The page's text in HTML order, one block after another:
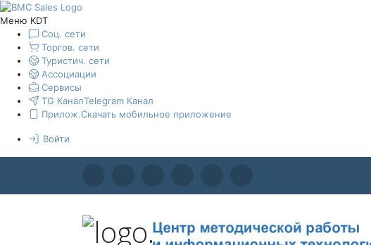
Меню KDT
Соц. сети
Торгов. сети
Туристич. сети
Ассоциации
Сервисы
TG КаналTelegram Канал
Прилож.Скачать мобильное приложение
Войти